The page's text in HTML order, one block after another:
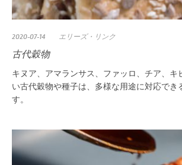
2020-07-14 エリーズ・リンク
古代穀物
キヌア、アマランサス、ファッロ、チア、キ
い古代穀物や種子は、多様な用途に対応でき
す。